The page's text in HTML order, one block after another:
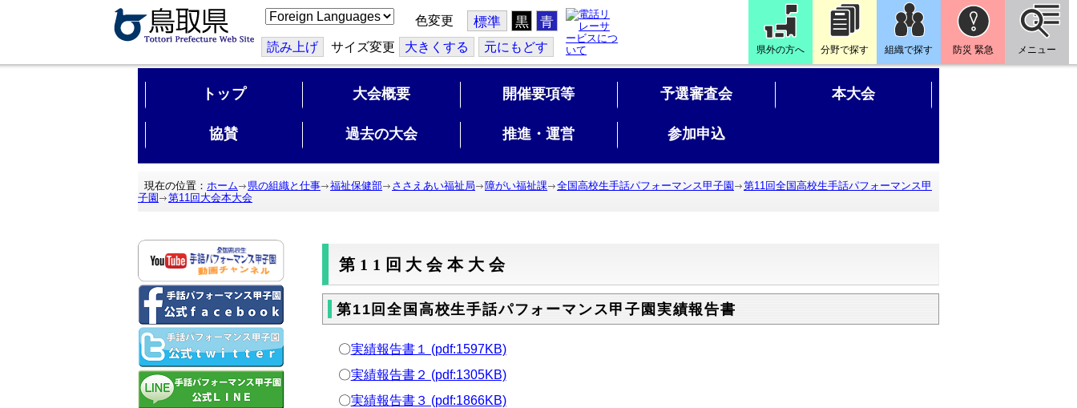
こ
の
ジ
を
色変更 標準 黒 青
読み上げ サイズ変更 大きくする 元にもどす 県外の方へ 分野で探す 組織で探す 防災 緊急 メニュー
トップ 大会概要 開催要項等 予選審査会 本大会
協賛 過去の大会 推進・運営 参加申込
現在の位置： ホーム 県の組織と仕事 福祉保健部 ささえあい福祉局 障がい福祉課 全国高校生手話パフォーマンス甲子園
第11回全国高校生手話パフォーマンス甲
子園
第11回大会本大会
第11回大会本大会
第11回全国高校生手話パフォーマンス甲子園実績報告書
〇実績報告書１ (pdf:1597KB)
〇実績報告書２ (pdf:1305KB)
〇実績報告書３ (pdf:1866KB)